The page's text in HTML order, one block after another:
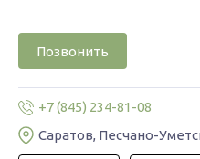
Позвонить
+7 (845) 234-81-08
Саратов, Песчано-